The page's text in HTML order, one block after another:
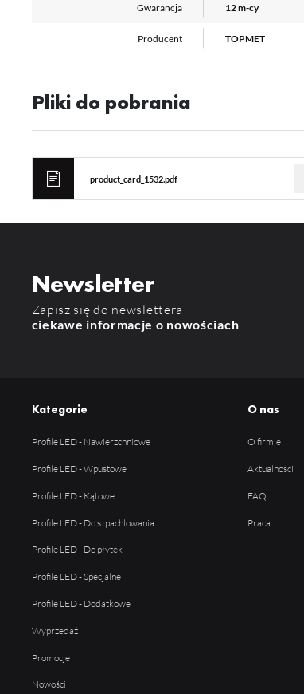
Gwarancja 12 m-cy
Producent TOPMET
Pliki do pobrania
product_card_1532.pdf
Newsletter
Zapisz się do newslettera
ciekawe informacje o nowościach
Kategorie
Profile LED - Nawierzchniowe
Profile LED - Wpustowe
Profile LED - Kątowe
Profile LED - Do szpachlowania
Profile LED - Do płytek
Profile LED - Specjalne
Profile LED - Dodatkowe
Wyprzedaż
Promocje
Nowości
O nas
O firmie
Aktualności
FAQ
Praca